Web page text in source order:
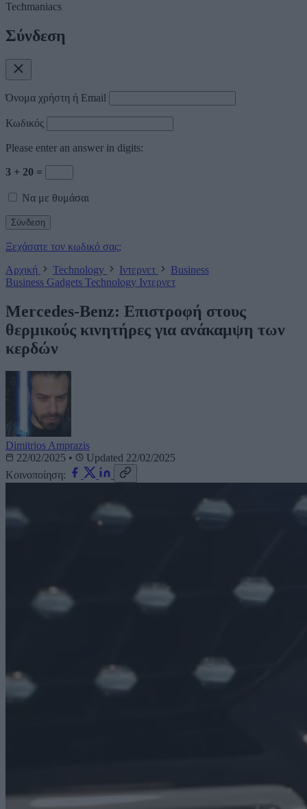
Techmaniacs
Σύνδεση
Όνομα χρήστη ή Email
Κωδικός
Please enter an answer in digits:
3 + 20 =
Να με θυμάσαι
Ξεχάσατε τον κωδικό σας;
Αρχική
Technology Ιντερνετ
Business
Business Gadgets Technology Ιντερνετ
Mercedes-Benz: Επιστροφή στους
θερμικούς κινητήρες για ανάκαμψη των
κερδών
Dimitrios Amprazis
22/02/2025 •
Updated 22/02/2025
Κοινοποίηση: